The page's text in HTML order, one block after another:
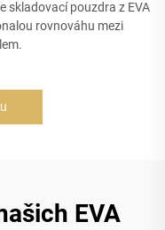
skladovací pouzdra z EVA
rovnováhu mezi
EVA